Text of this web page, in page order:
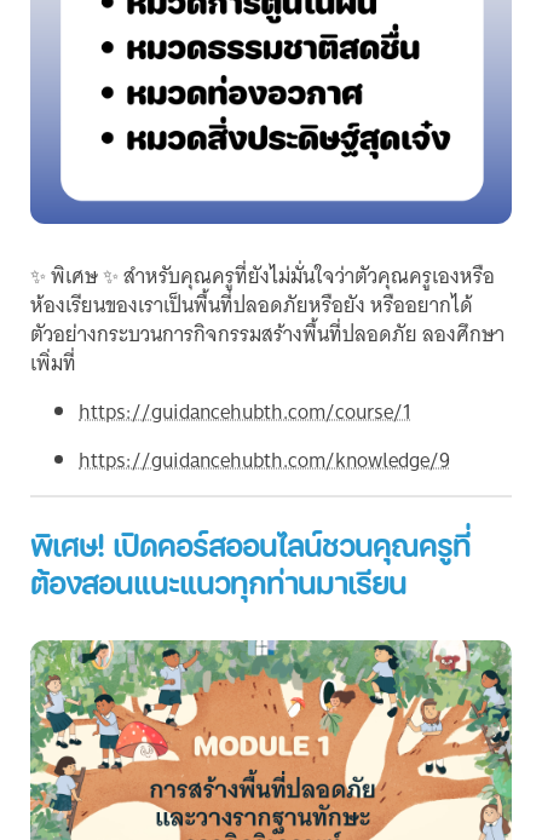
✨ พิเศษ ✨ สำหรับคุณครูที่ยังไม่มั่นใจว่าตัวคุณครูเองหรือ
ห้องเรียนของเราเป็นพื้นที่ปลอดภัยหรือยัง หรืออยากได้
ตัวอย่างกระบวนการกิจกรรมสร้างพื้นที่ปลอดภัย ลองศึกษา
เพิ่มที่
https://guidancehubth.com/course/1
https://guidancehubth.com/knowledge/9
พิเศษ! เปิดคอร์สออนไลน์ชวนคุณครูที่
ต้องสอนแนะแนวทุกท่านมาเรียน